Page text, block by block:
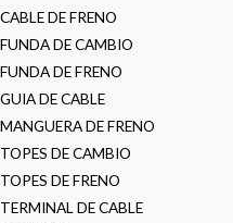
CABLE DE FRENO
FUNDA DE CAMBIO
FUNDA DE FRENO
GUIA DE CABLE
MANGUERA DE FRENO
TOPES DE CAMBIO
TOPES DE FRENO
TERMINAL DE CABLE